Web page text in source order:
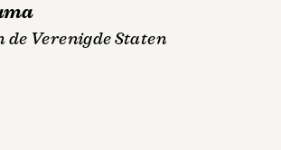
de Verenigde Staten